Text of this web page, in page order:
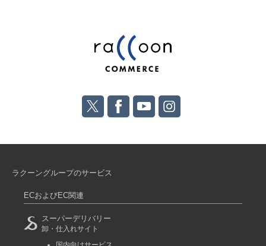
ラクーングループのサービス
ECおよびEC関連
スーパーデリバリー
卸・仕入れサイト